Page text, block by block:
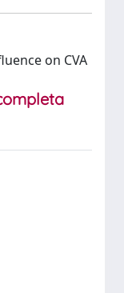
on CVA